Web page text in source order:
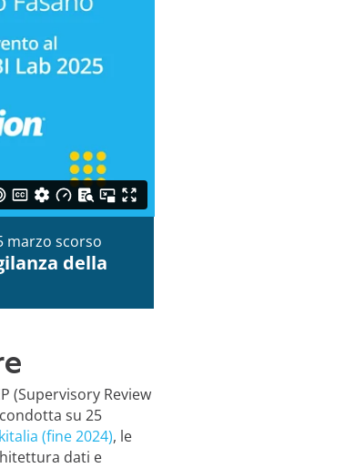
marzo scorso
della
(Supervisory Review
su 25
(fine 2024), le
dati e